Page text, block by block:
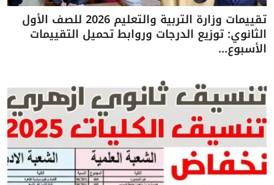
تقييمات وزارة التربية والتعليم 2026 للصف الأول
الثانوي: توزيع الدرجات وروابط تحميل التقييمات
الأسبوع...